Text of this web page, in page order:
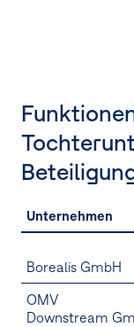
Unternehmen
Borealis GmbH
OMV
Downstream